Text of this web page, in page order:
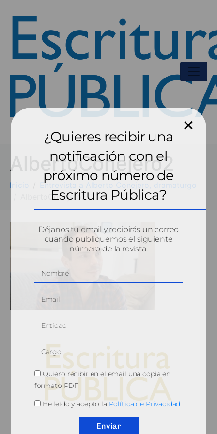
AlbertoConejero2
Inicio
Entrevista a Alberto Conejero, dramaturgo
AlbertoConejero2
¿Quieres recibir una
notificación con el
próximo número de
Escritura Pública?
Déjanos tu email y recibirás un correo
cuando publiquemos el siguiente
número de la revista.
Quiero recibir en el email una copia en
formato PDF
He leído y acepto la Política de Privacidad
Enviar